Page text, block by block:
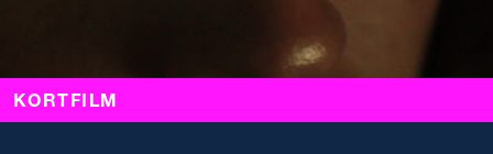
KORTFILM